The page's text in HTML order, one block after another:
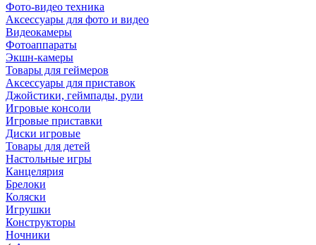
Фото-видео техника
Аксессуары для фото и видео
Видеокамеры
Фотоаппараты
Экшн-камеры
Товары для геймеров
Аксессуары для приставок
Джойстики, геймпады, рули
Игровые консоли
Игровые приставки
Диски игровые
Товары для детей
Настольные игры
Канцелярия
Брелоки
Коляски
Игрушки
Конструкторы
Ночники